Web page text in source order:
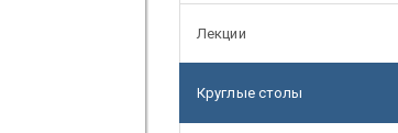
Лекции
Круглые столы